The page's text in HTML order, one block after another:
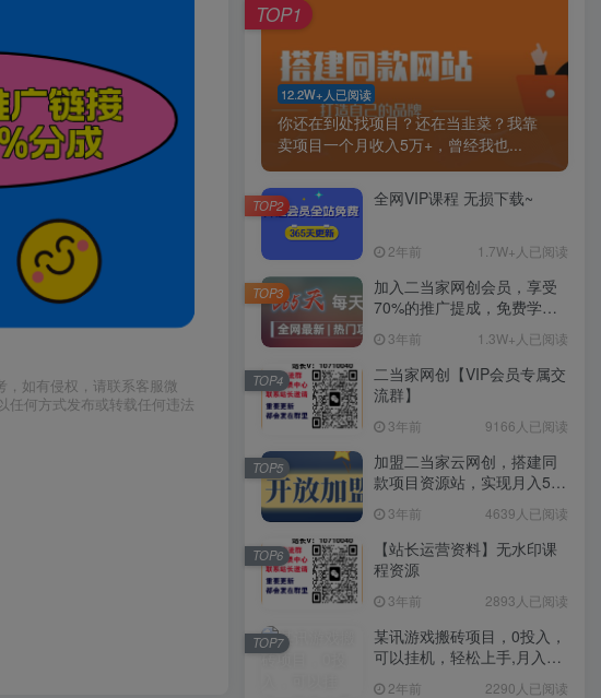
如有侵权，请联系客服微
任何方式发布或转载任何违法
12.2W+人已阅读
你还在到处找项目？还在当韭菜？我靠
卖项目一个月收入5万+，曾经我也...
TOP1
全网VIP课程 无损下载~
2年前 1.7W+人已阅读
TOP2
加入二当家网创会员，享受
70%的推广提成，免费学习
大神。
3年前 1.3W+人已阅读
TOP3
二当家网创【VIP会员专属交
流群】
3年前 9166人已阅读
TOP4
加盟二当家云网创，搭建同
款项目资源站，实现月入5万
3年前 4639人已阅读
TOP5
【站长运营资料】无水印课
程资源
3年前 2893人已阅读
TOP6
某讯游戏搬砖项目，0投入，
可以挂机，轻松上手,月入
2年前 2290人已阅读
TOP7